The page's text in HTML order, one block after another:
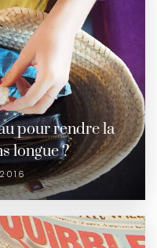
pour rendre la
longue ?